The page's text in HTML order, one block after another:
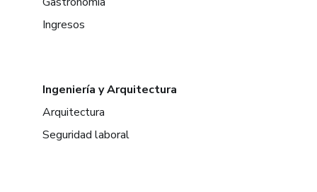
Ingresos
Ingeniería y Arquitectura
Arquitectura
Seguridad laboral